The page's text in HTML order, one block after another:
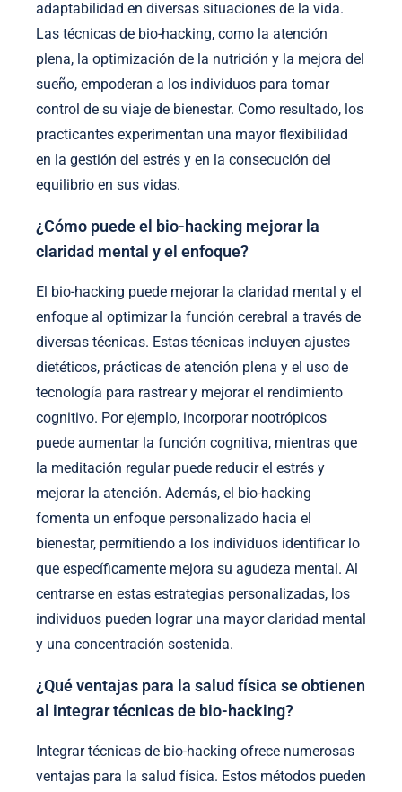
adaptabilidad en diversas situaciones de la vida.
Las técnicas de bio-hacking, como la atención
plena, la optimización de la nutrición y la mejora del
sueño, empoderan a los individuos para tomar
control de su viaje de bienestar. Como resultado, los
practicantes experimentan una mayor flexibilidad
en la gestión del estrés y en la consecución del
equilibrio en sus vidas.
¿Cómo puede el bio-hacking mejorar la
claridad mental y el enfoque?
El bio-hacking puede mejorar la claridad mental y el
enfoque al optimizar la función cerebral a través de
diversas técnicas. Estas técnicas incluyen ajustes
dietéticos, prácticas de atención plena y el uso de
tecnología para rastrear y mejorar el rendimiento
cognitivo. Por ejemplo, incorporar nootrópicos
puede aumentar la función cognitiva, mientras que
la meditación regular puede reducir el estrés y
mejorar la atención. Además, el bio-hacking
fomenta un enfoque personalizado hacia el
bienestar, permitiendo a los individuos identificar lo
que específicamente mejora su agudeza mental. Al
centrarse en estas estrategias personalizadas, los
individuos pueden lograr una mayor claridad mental
y una concentración sostenida.
¿Qué ventajas para la salud física se obtienen
al integrar técnicas de bio-hacking?
Integrar técnicas de bio-hacking ofrece numerosas
ventajas para la salud física. Estos métodos pueden